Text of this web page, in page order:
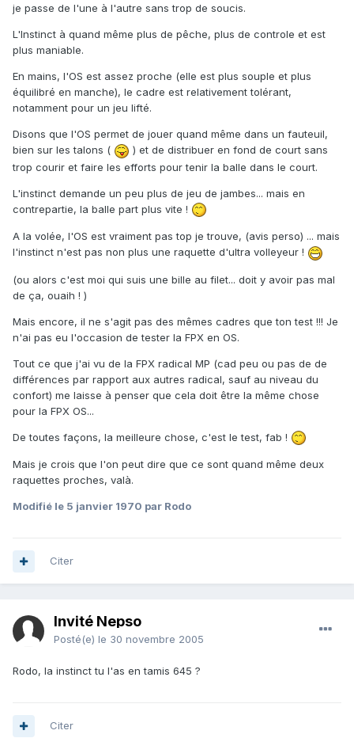
je passe de l'une à l'autre sans trop de soucis.
L'Instinct à quand même plus de pêche, plus de controle et est
plus maniable.
En mains, l'OS est assez proche (elle est plus souple et plus
équilibré en manche), le cadre est relativement tolérant,
notamment pour un jeu lifté.
Disons que l'OS permet de jouer quand même dans un fauteuil,
bien sur les talons (
) et de distribuer en fond de court sans
trop courir et faire les efforts pour tenir la balle dans le court.
L'instinct demande un peu plus de jeu de jambes... mais en
contrepartie, la balle part plus vite !
A la volée, l'OS est vraiment pas top je trouve, (avis perso) ... mais
l'instinct n'est pas non plus une raquette d'ultra volleyeur !
(ou alors c'est moi qui suis une bille au filet... doit y avoir pas mal
de ça, ouaih ! )
Mais encore, il ne s'agit pas des mêmes cadres que ton test !!! Je
n'ai pas eu l'occasion de tester la FPX en OS.
Tout ce que j'ai vu de la FPX radical MP (cad peu ou pas de de
différences par rapport aux autres radical, sauf au niveau du
confort) me laisse à penser que cela doit être la même chose
pour la FPX OS...
De toutes façons, la meilleure chose, c'est le test, fab !
Mais je crois que l'on peut dire que ce sont quand même deux
raquettes proches, valà.
Modifié le 5 janvier 1970 par Rodo
Citer
Invité Nepso
Posté(e) le 30 novembre 2005
Rodo, la instinct tu l'as en tamis 645 ?
Citer